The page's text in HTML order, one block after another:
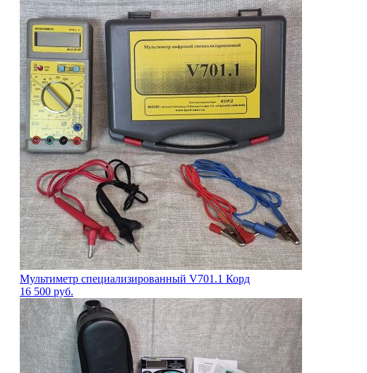
Мультиметр специализированный V701.1 Корд
16 500 руб.